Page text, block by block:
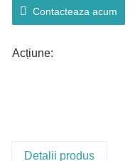
Contacteaza acum
Acțiune:
Detalii produs